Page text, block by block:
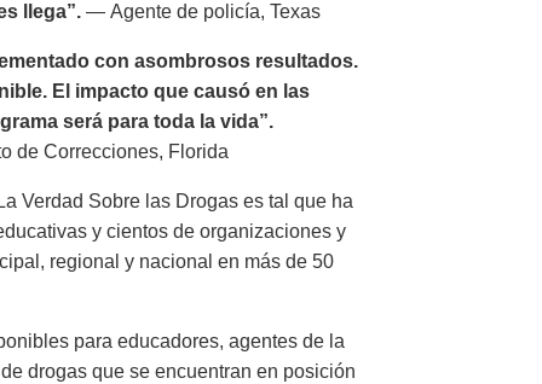
llega”. — Agente de policía, Texas
con asombrosos resultados.
El impacto que causó en las
será para toda la vida”.
de Correcciones, Florida
Verdad Sobre las Drogas es tal que ha
y cientos de organizaciones y
regional y nacional en más de 50
para educadores, agentes de la
drogas que se encuentran en posición